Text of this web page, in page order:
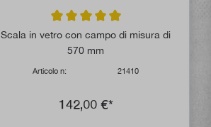
Valutazione media di 5 su 5 stelle
Scala in vetro con campo di misura di
570 mm
Articolo n: 21410
142,00 €*